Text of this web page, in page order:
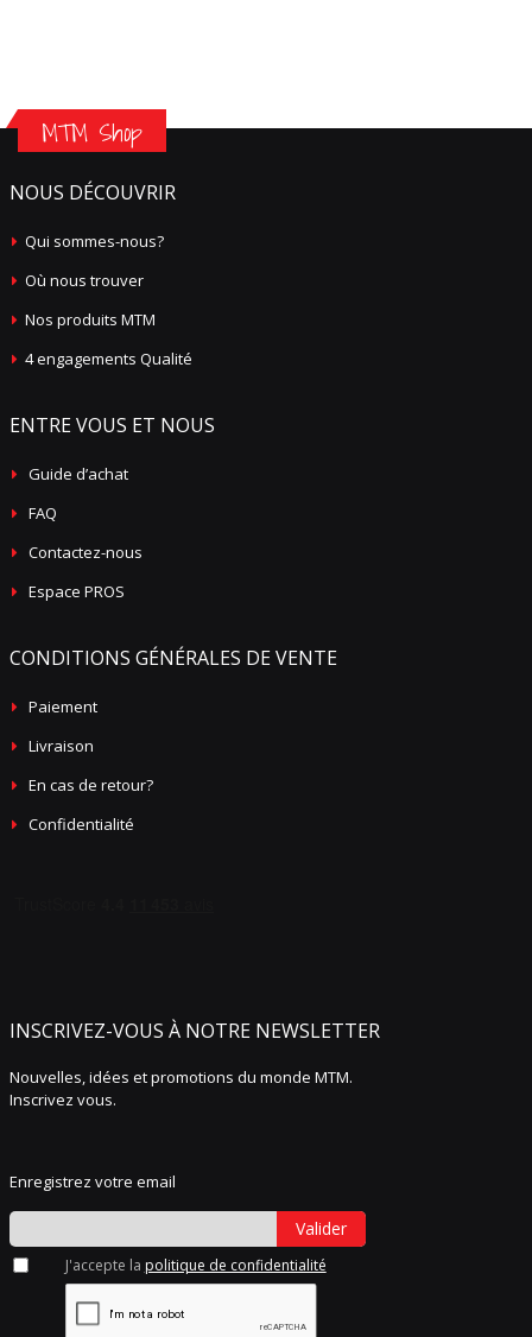
MTM Shop
NOUS DÉCOUVRIR
Qui sommes-nous?
Où nous trouver
Nos produits MTM
4 engagements Qualité
ENTRE VOUS ET NOUS
Guide d’achat
FAQ
Contactez-nous
Espace PROS
CONDITIONS GÉNÉRALES DE VENTE
Paiement
Livraison
En cas de retour?
Confidentialité
INSCRIVEZ-VOUS À NOTRE NEWSLETTER
Nouvelles, idées et promotions du monde MTM.
Inscrivez vous.
Enregistrez votre email
Valider
J'accepte la politique de confidentialité